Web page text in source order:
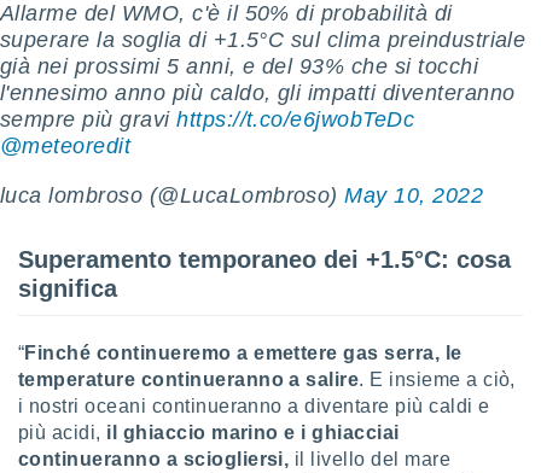
facendo
" o
cookie
sito
dei
su
e/o
dati
la
Allarme del WMO, c'è il 50% di probabilità di
superare la soglia di +1.5°C sul clima preindustriale
già nei prossimi 5 anni, e del 93% che si tocchi
l'ennesimo anno più caldo, gli impatti diventeranno
sempre più gravihttps://t.co/e6jwobTeDc
@meteoredit
luca lombroso (@LucaLombroso)May 10, 2022
Superamento temporaneo dei +1.5°C: cosa
significa
“Finché continueremo a emettere gas serra, le
temperature continueranno a salire. E insieme a ciò,
i nostri oceani continueranno a diventare più caldi e
più acidi, il ghiaccio marino e i ghiacciai
continueranno a sciogliersi, il livello del mare